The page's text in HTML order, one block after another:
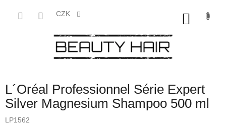
CZK
L´Oréal Professionnel Série Expert
Silver Magnesium Shampoo 500 ml
LP1562